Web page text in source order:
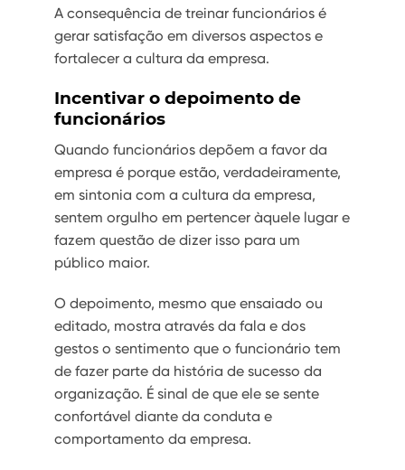
A consequência de treinar funcionários é
gerar satisfação em diversos aspectos e
fortalecer a cultura da empresa.
Incentivar o depoimento de
funcionários
Quando funcionários depõem a favor da
empresa é porque estão, verdadeiramente,
em sintonia com a cultura da empresa,
sentem orgulho em pertencer àquele lugar e
fazem questão de dizer isso para um
público maior.
O depoimento, mesmo que ensaiado ou
editado, mostra através da fala e dos
gestos o sentimento que o funcionário tem
de fazer parte da história de sucesso da
organização. É sinal de que ele se sente
confortável diante da conduta e
comportamento da empresa.